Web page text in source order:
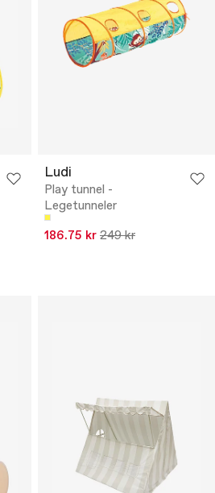
Ludi
Play tunnel -
Legetunneler
186.75 kr 249 kr